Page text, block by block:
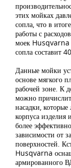
этих мойках
сопла, что в
работы с
моек Husqvarna
сопла составит
Данные мойки
основе мягкого
рабочей зоне. К
можно
насадки,
корпуса изделия
более
зависимости от
поверхностей.
Husqvarna
армированного